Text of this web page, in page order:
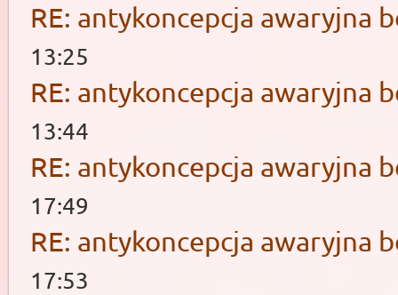
RE: antykoncepcja awaryjna
13:25
RE: antykoncepcja awaryjna
13:44
RE: antykoncepcja awaryjna
17:49
RE: antykoncepcja awaryjna
17:53